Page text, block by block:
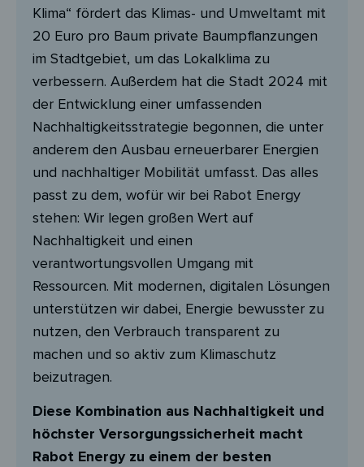
Klima“ fördert das Klimas- und Umweltamt mit
20 Euro pro Baum private Baumpflanzungen
im Stadtgebiet, um das Lokalklima zu
verbessern. Außerdem hat die Stadt 2024 mit
der Entwicklung einer umfassenden
Nachhaltigkeitsstrategie begonnen, die unter
anderem den Ausbau erneuerbarer Energien
und nachhaltiger Mobilität umfasst. Das alles
passt zu dem, wofür wir bei Rabot Energy
stehen: Wir legen großen Wert auf
Nachhaltigkeit und einen
verantwortungsvollen Umgang mit
Ressourcen. Mit modernen, digitalen Lösungen
unterstützen wir dabei, Energie bewusster zu
nutzen, den Verbrauch transparent zu
machen und so aktiv zum Klimaschutz
beizutragen.
Diese Kombination aus Nachhaltigkeit und
höchster Versorgungssicherheit macht
Rabot Energy zu einem der besten